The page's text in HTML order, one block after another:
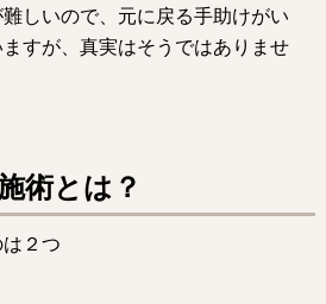
しいので、元に戻る手助けがい
すが、真実はそうではありませ
術とは？
２つ